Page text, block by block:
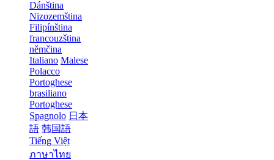
Dánština
Nizozemština
Filipínština
francouzština
němčina
Italiano Malese
Polacco
Portoghese
brasiliano
Portoghese
Spagnolo 日本
語 韩国語
Tiếng Việt
ภาษาไทย